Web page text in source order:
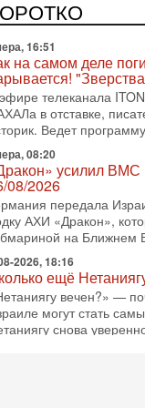
АХИ «Дракон»
субмариной в
16:51
на самом деле
телеканала
в отставке,
Ведет
08:20
усилил
08/2026
передала
АХИ «Дракон»,
на Ближнем
2026, 18:16
ещё
вечен?» —
могут стать
снова